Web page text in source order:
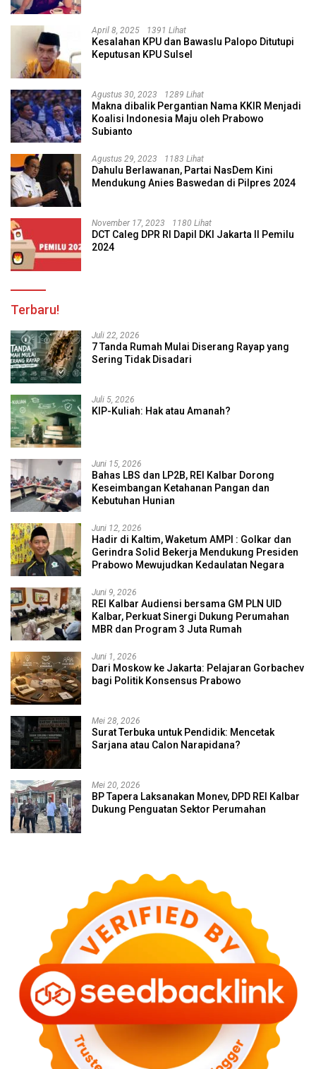
April 8, 2025 1391 Lihat
Kesalahan KPU dan Bawaslu Palopo Ditutupi
Keputusan KPU Sulsel
Agustus 30, 2023 1289 Lihat
Makna dibalik Pergantian Nama KKIR Menjadi
Koalisi Indonesia Maju oleh Prabowo
Subianto
Agustus 29, 2023 1183 Lihat
Dahulu Berlawanan, Partai NasDem Kini
Mendukung Anies Baswedan di Pilpres 2024
November 17, 2023 1180 Lihat
DCT Caleg DPR RI Dapil DKI Jakarta II Pemilu
2024
Terbaru!
Juli 22, 2026
7 Tanda Rumah Mulai Diserang Rayap yang
Sering Tidak Disadari
Juli 5, 2026
KIP-Kuliah: Hak atau Amanah?
Juni 15, 2026
Bahas LBS dan LP2B, REI Kalbar Dorong
Keseimbangan Ketahanan Pangan dan
Kebutuhan Hunian
Juni 12, 2026
Hadir di Kaltim, Waketum AMPI : Golkar dan
Gerindra Solid Bekerja Mendukung Presiden
Prabowo Mewujudkan Kedaulatan Negara
Juni 9, 2026
REI Kalbar Audiensi bersama GM PLN UID
Kalbar, Perkuat Sinergi Dukung Perumahan
MBR dan Program 3 Juta Rumah
Juni 1, 2026
Dari Moskow ke Jakarta: Pelajaran Gorbachev
bagi Politik Konsensus Prabowo
Mei 28, 2026
Surat Terbuka untuk Pendidik: Mencetak
Sarjana atau Calon Narapidana?
Mei 20, 2026
BP Tapera Laksanakan Monev, DPD REI Kalbar
Dukung Penguatan Sektor Perumahan